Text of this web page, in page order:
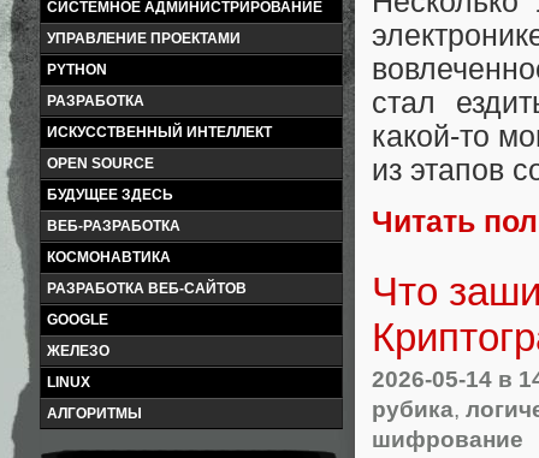
СИСТЕМНОЕ АДМИНИСТРИРОВАНИЕ
УПРАВЛЕНИЕ ПРОЕКТАМИ
PYTHON
РАЗРАБОТКА
ИСКУССТВЕННЫЙ ИНТЕЛЛЕКТ
OPEN SOURCE
БУДУЩЕЕ ЗДЕСЬ
ВЕБ-РАЗРАБОТКА
КОСМОНАВТИКА
РАЗРАБОТКА ВЕБ-САЙТОВ
GOOGLE
ЖЕЛЕЗО
LINUX
АЛГОРИТМЫ
стал
какой-то
из этапов
Читать
Что
2026-05-14 в
рубика,
шифрование